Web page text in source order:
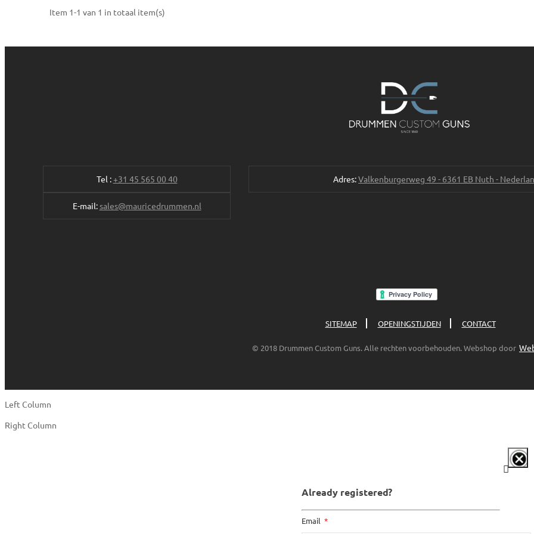
Item 1-1 van 1 in totaal item(s)
Tel :+31 45 565 00 40 Adres:Valkenburgerweg 49 - 6361 EB Nuth -
E-mail:sales@mauricedrummen.nl
SITEMAP OPENINGSTIJDEN CONTACT
© 2018 Drummen Custom Guns. Alle rechten voorbehouden. Webshop door
Left Column
Right Column
Already registered?
Email